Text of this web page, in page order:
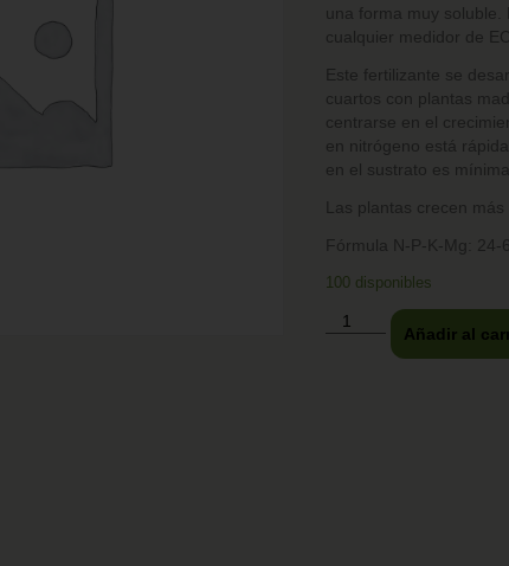
una forma muy soluble.
cualquier medidor de EC.
Este fertilizante se
cuartos con plantas
centrarse en el
en nitrógeno está
en el sustrato es
Las plantas crecen
Fórmula N-P-K-Mg: 24-
100 disponibles
Añadir al